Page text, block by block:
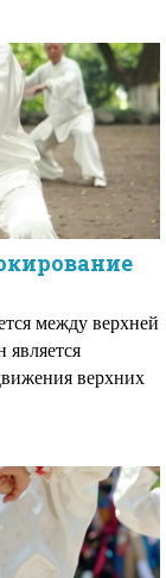
между верхней
верхних